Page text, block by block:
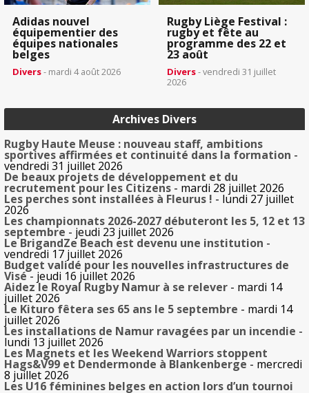
Adidas nouvel
équipementier des
équipes nationales
belges
Divers- mardi 4 août 2026
Rugby Liège Festival :
rugby et fête au
programme des 22 et
23 août
Divers- vendredi 31 juillet
2026
Archives Divers
Rugby Haute Meuse : nouveau staff, ambitions
sportives affirmées et continuité dans la formation -
vendredi 31 juillet 2026
De beaux projets de développement et du
recrutement pour les Citizens - mardi 28 juillet 2026
Les perches sont installées à Fleurus ! - lundi 27 juillet
2026
Les championnats 2026-2027 débuteront les 5, 12 et 13
septembre - jeudi 23 juillet 2026
Le BrigandZe Beach est devenu une institution -
vendredi 17 juillet 2026
Budget validé pour les nouvelles infrastructures de
Visé- jeudi 16 juillet 2026
Aidez le Royal Rugby Namur à se relever - mardi 14
juillet 2026
Le Kituro fêtera ses 65 ans le 5 septembre - mardi 14
juillet 2026
Les installations de Namur ravagées par un incendie -
lundi 13 juillet 2026
Les Magnets et les Weekend Warriors stoppent
Hags&V99 et Dendermonde à Blankenberge - mercredi
8 juillet 2026
Les U16 féminines belges en action lors d’un tournoi